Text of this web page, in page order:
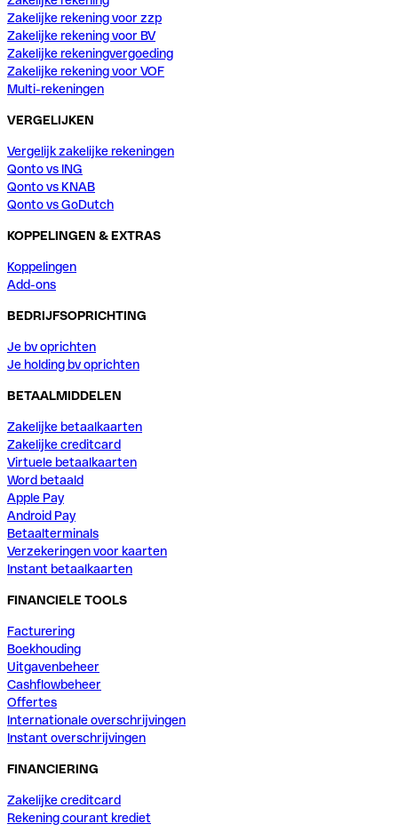
Zakelijke rekening voor zzp
Zakelijke rekening voor BV
Zakelijke rekeningvergoeding
Zakelijke rekening voor VOF
Multi-rekeningen
VERGELIJKEN
Vergelijk zakelijke rekeningen
Qonto vs ING
Qonto vs KNAB
Qonto vs GoDutch
KOPPELINGEN & EXTRAS
Koppelingen
Add-ons
BEDRIJFSOPRICHTING
Je bv oprichten
Je holding bv oprichten
BETAALMIDDELEN
Zakelijke betaalkaarten
Zakelijke creditcard
Virtuele betaalkaarten
Word betaald
Apple Pay
Android Pay
Betaalterminals
Verzekeringen voor kaarten
Instant betaalkaarten
FINANCIELE TOOLS
Facturering
Boekhouding
Uitgavenbeheer
Cashflowbeheer
Offertes
Internationale overschrijvingen
Instant overschrijvingen
FINANCIERING
Zakelijke creditcard
Rekening courant krediet